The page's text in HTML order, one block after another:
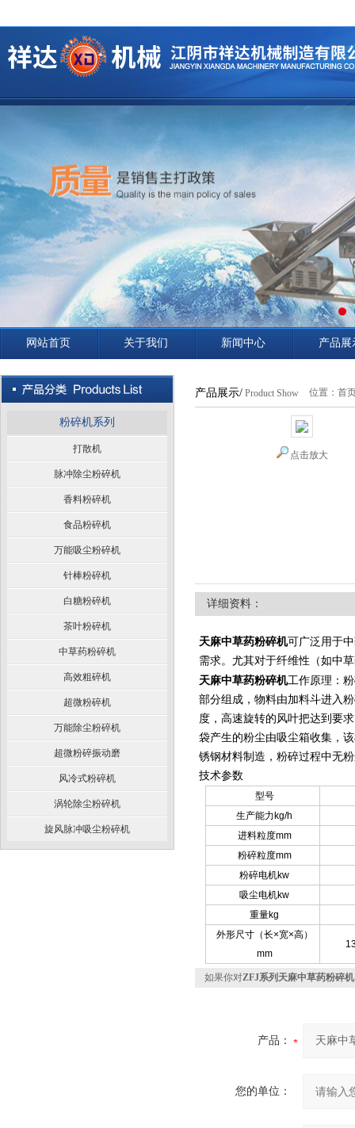
网站首页 关于我们 新闻中心 产品展
粉碎机系列
打散机
脉冲除尘粉碎机
香料粉碎机
食品粉碎机
万能吸尘粉碎机
针棒粉碎机
白糖粉碎机
茶叶粉碎机
中草药粉碎机
高效粗碎机
超微粉碎机
万能除尘粉碎机
超微粉碎振动磨
风冷式粉碎机
涡轮除尘粉碎机
旋风脉冲吸尘粉碎机
产品展示/ Product Show 位置： 首
点击放大
详细资料：
天麻中草药粉碎机可广泛用于
需求。尤其对于纤维性（如中
天麻中草药粉碎机工作原理：
部分组成，物料由加料斗进入
度，高速旋转的风叶把达到要
袋产生的粉尘由吸尘箱收集，
锈钢材料制造，粉碎过程中无
技术参数
型号
生产能力kg/h
进料粒度mm
粉碎粒度mm
粉碎电机kw
吸尘电机kw
重量kg
外形尺寸（长×宽×高）
mm
如果你对ZFJ系列天麻中草药粉碎
产品：
您的单位：